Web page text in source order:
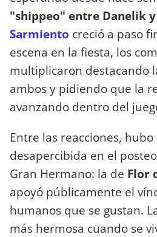
"shippeo" entre Danelik y
Sarmiento creció a paso
escena en la fiesta, los
multiplicaron destacando
ambos y pidiendo que la
avanzando dentro del
Entre las reacciones,
desapercibida en el
Gran Hermano: la de Flor
apoyó públicamente el
humanos que se gustan.
más hermosa cuando se